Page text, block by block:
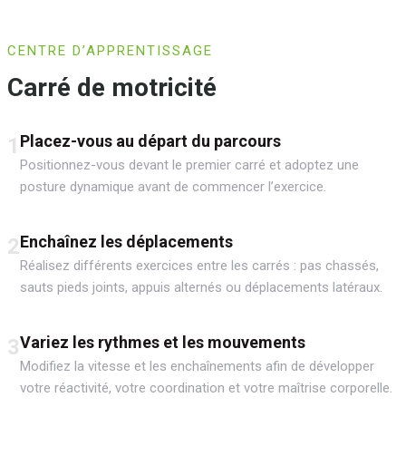
CENTRE D’APPRENTISSAGE
Carré de motricité
1 Placez-vous au départ du parcours
Positionnez-vous devant le premier carré et adoptez une
posture dynamique avant de commencer l’exercice.
2Enchaînez les déplacements
Réalisez différents exercices entre les carrés : pas chassés,
sauts pieds joints, appuis alternés ou déplacements latéraux.
3Variez les rythmes et les mouvements
Modifiez la vitesse et les enchaînements afin de développer
votre réactivité, votre coordination et votre maîtrise corporelle.